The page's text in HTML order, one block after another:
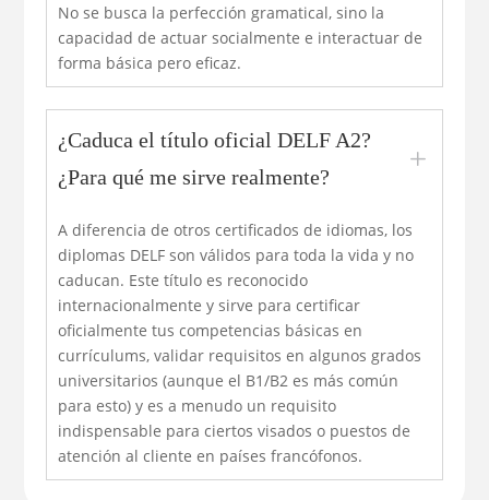
No se busca la perfección gramatical, sino la
capacidad de actuar socialmente e interactuar de
forma básica pero eficaz.
¿Caduca el título oficial DELF A2?
¿Para qué me sirve realmente?
L
A diferencia de otros certificados de idiomas, los
diplomas DELF son válidos para toda la vida y no
caducan. Este título es reconocido
internacionalmente y sirve para certificar
oficialmente tus competencias básicas en
currículums, validar requisitos en algunos grados
universitarios (aunque el B1/B2 es más común
para esto) y es a menudo un requisito
indispensable para ciertos visados o puestos de
atención al cliente en países francófonos.